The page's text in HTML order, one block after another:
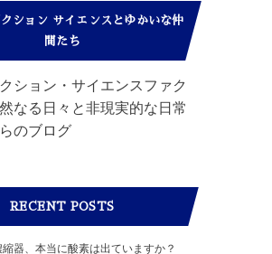
ション サイエンスとゆかいな仲
間たち
ション・サイエンスファク
なる日々と非現実的な日常
のブログ
RECENT POSTS
器、本当に酸素は出ていますか？